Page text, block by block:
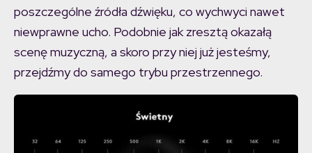
poszczególne źródła dźwięku, co wychwyci nawet
niewprawne ucho. Podobnie jak zresztą okazałą
scenę muzyczną, a skoro przy niej już jesteśmy,
przejdźmy do samego trybu przestrzennego.